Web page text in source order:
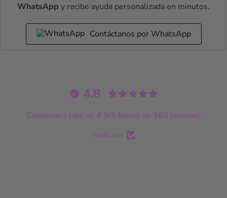
WhatsApp y recibe ayuda personalizada en minutos.
Contáctanos por WhatsApp
4.8
Customers rate us 4.9/5 based on 363 reviews.
Verificado